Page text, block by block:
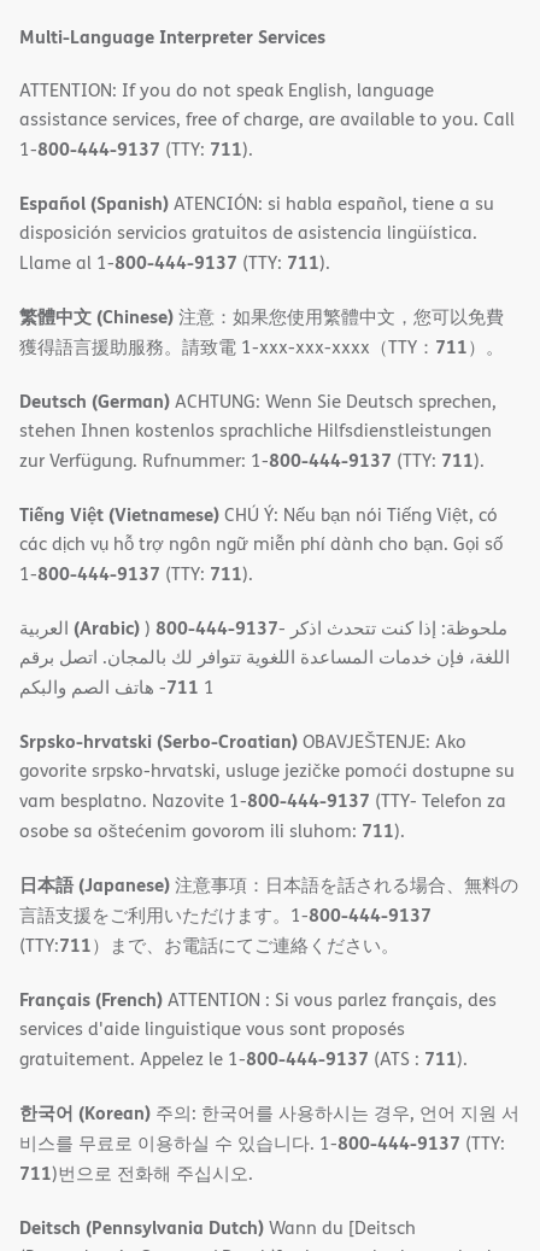
Multi-Language Interpreter Services
ATTENTION: If you do not speak English, language
assistance services, free of charge, are available to you. Call
1-800-444-9137 (TTY: 711).
Español (Spanish)ATENCIÓN: si habla español, tiene a su
disposición servicios gratuitos de asistencia lingüística.
Llame al 1-800-444-9137 (TTY: 711).
繁體中文 (Chinese)注意：如果您使用繁體中文，您可以免費
獲得語言援助服務。請致電 1-xxx-xxx-xxxx（TTY： 711）。
Deutsch (German)ACHTUNG: Wenn Sie Deutsch sprechen,
stehen Ihnen kostenlos sprachliche Hilfsdienstleistungen
zur Verfügung. Rufnummer: 1-800-444-9137 (TTY: 711).
Tiếng Việt (Vietnamese)CHÚ Ý: Nếu bạn nói Tiếng Việt, có
các dịch vụ hỗ trợ ngôn ngữ miễn phí dành cho bạn. Gọi số
1-800-444-9137 (TTY: 711).
(Arabic)) 800-444-9137- ملحوظة: إذا كنت تتحدث اذكر
اللغة، فإن خدمات المساعدة اللغویة تتوافر لك بالمجان. اتصل برقم
1
711- ھاتف الصم والبكم
Srpsko-hrvatski (Serbo-Croatian)OBAVJEŠTENJE: Ako
govorite srpsko-hrvatski, usluge jezičke pomoći dostupne su
vam besplatno. Nazovite 1-800-444-9137 (TTY- Telefon za
osobe sa oštećenim govorom ili sluhom: 711).
日本語 (Japanese)注意事項：日本語を話される場合、無料の
言語支援をご利用いただけます。1-800-444-9137
(TTY:711）まで、お電話にてご連絡ください。
Français (French)ATTENTION : Si vous parlez français, des
services d'aide linguistique vous sont proposés
gratuitement. Appelez le 1-800-444-9137 (ATS : 711).
한국어 (Korean) 주의: 한국어를 사용하시는 경우, 언어 지원 서
비스를 무료로 이용하실 수 있습니다. 1-800-444-9137 (TTY:
711)번으로 전화해 주십시오.
Deitsch (Pennsylvania Dutch)Wann du [Deitsch